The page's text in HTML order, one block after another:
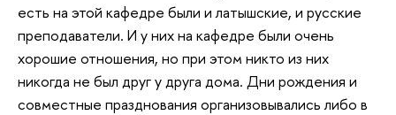
есть на этой кафедре были и латышские, и русские
преподаватели. И у них на кафедре были очень
хорошие отношения, но при этом никто из них
никогда не был друг у друга дома. Дни рождения и
совместные празднования организовывались либо в